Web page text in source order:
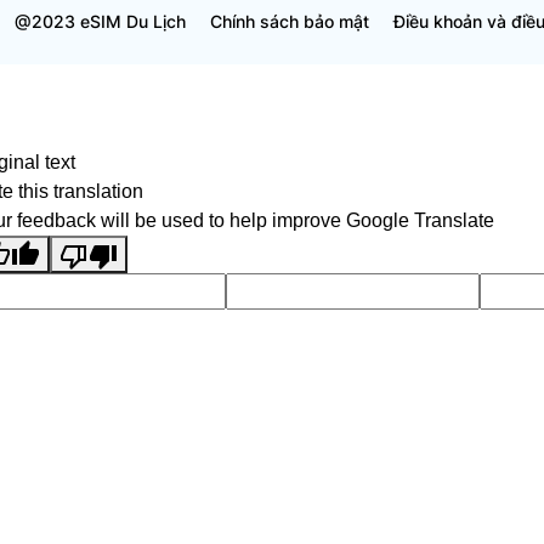
@2023 eSIM Du Lịch Chính sách bảo mật Điều khoản và
text
this translation
feedback will be used to help improve Google Translate